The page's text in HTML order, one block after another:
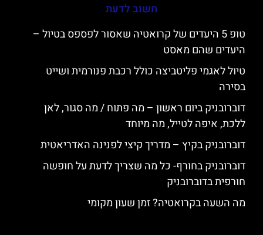
חשוב לדעת
טופ 5 היעדים של קרואטיה שאסור לפספס בטיול –
היעדים שהם מאסט
טיול לאגמי פליטביצה כולל רכבת פנורמית ושייט
בסירה
דוברובניק ביום ראשון – מה פתוח / מה סגור, לאן
ללכת, איפה לטייל, מה מיוחד
דוברובניק בקיץ – מדריך קיצי לפנינה האדריאטית
דוברובניק בחורף- כל מה שצריך לדעת על חופשה
חורפית בדוברובניק
מה השעה בקרואטיה? זמן שעון מקומי